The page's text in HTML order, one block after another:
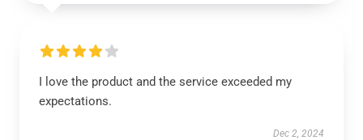
I love the product and the service exceeded my
expectations.
Dec 2, 2024